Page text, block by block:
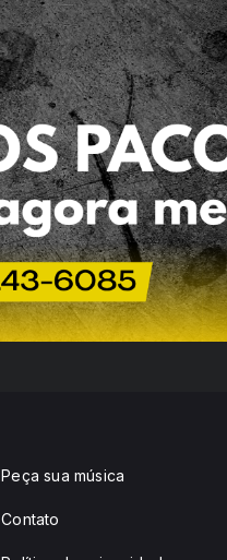
Peça sua música
Contato